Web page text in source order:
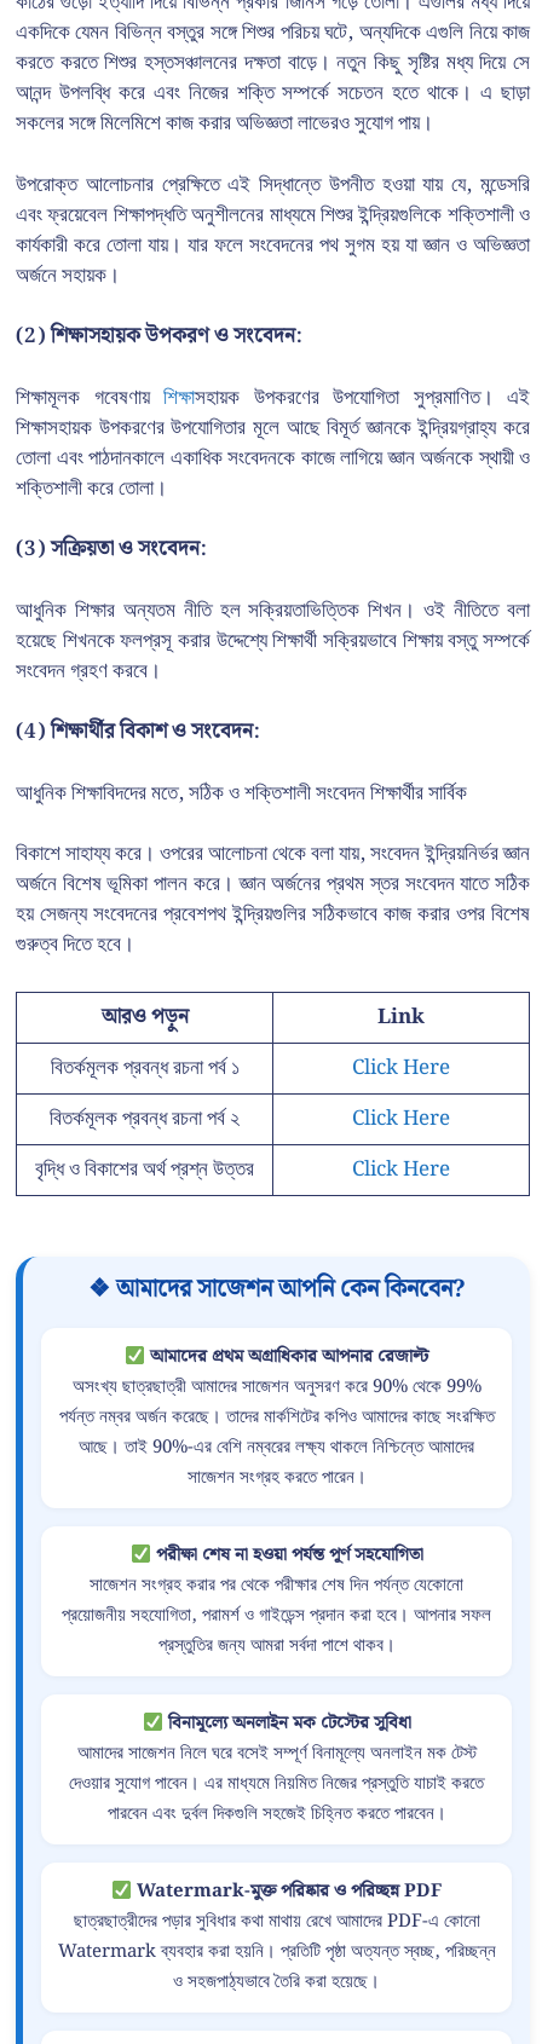
একদিকে যেমন বিভিন্ন বস্তুর সঙ্গে শিশুর পরিচয় ঘটে, অন্যদিকে এগুলি নিয়ে কাজ
করতে করতে শিশুর হস্তসঞ্চালনের দক্ষতা বাড়ে। নতুন কিছু সৃষ্টির মধ্য দিয়ে সে
আনন্দ উপলব্ধি করে এবং নিজের শক্তি সম্পর্কে সচেতন হতে থাকে। এ ছাড়া
সকলের সঙ্গে মিলেমিশে কাজ করার অভিজ্ঞতা লাভেরও সুযোগ পায়।
উপরোক্ত আলোচনার প্রেক্ষিতে এই সিদ্ধান্তে উপনীত হওয়া যায় যে, মন্ডেসরি
এবং ফ্রয়েবেল শিক্ষাপদ্ধতি অনুশীলনের মাধ্যমে শিশুর ইন্দ্রিয়গুলিকে শক্তিশালী ও
কার্যকারী করে তোলা যায়। যার ফলে সংবেদনের পথ সুগম হয় যা জ্ঞান ও অভিজ্ঞতা
অর্জনে সহায়ক।
(2) শিক্ষাসহায়ক উপকরণ ও সংবেদন:
শিক্ষামূলক গবেষণায় শিক্ষাসহায়ক উপকরণের উপযোগিতা সুপ্রমাণিত। এই
শিক্ষাসহায়ক উপকরণের উপযোগিতার মূলে আছে বিমূর্ত জ্ঞানকে ইন্দ্রিয়গ্রাহ্য করে
তোলা এবং পাঠদানকালে একাধিক সংবেদনকে কাজে লাগিয়ে জ্ঞান অর্জনকে স্থায়ী ও
শক্তিশালী করে তোলা।
(3)সক্রিয়তা ও সংবেদন:
আধুনিক শিক্ষার অন্যতম নীতি হল সক্রিয়তাভিত্তিক শিখন। ওই নীতিতে বলা
হয়েছে শিখনকে ফলপ্রসূ করার উদ্দেশ্যে শিক্ষার্থী সক্রিয়ভাবে শিক্ষায় বস্তু সম্পর্কে
সংবেদন গ্রহণ করবে।
(4)শিক্ষার্থীর বিকাশ ও সংবেদন:
আধুনিক শিক্ষাবিদদের মতে, সঠিক ও শক্তিশালী সংবেদন শিক্ষার্থীর সার্বিক
বিকাশে সাহায্য করে। ওপরের আলোচনা থেকে বলা যায়, সংবেদন ইন্দ্রিয়নির্ভর জ্ঞান
অর্জনে বিশেষ ভূমিকা পালন করে। জ্ঞান অর্জনের প্রথম স্তর সংবেদন যাতে সঠিক
হয় সেজন্য সংবেদনের প্রবেশপথ ইন্দ্রিয়গুলির সঠিকভাবে কাজ করার ওপর বিশেষ
গুরুত্ব দিতে হবে।
আরও পড়ুন
Link
বিতর্কমূলক প্রবন্ধ রচনা পর্ব ১
Click Here
বিতর্কমূলক প্রবন্ধ রচনা পর্ব ২
Click Here
বৃদ্ধি ও বিকাশের অর্থ প্রশ্ন উত্তর
Click Here
❖ আমাদের সাজেশন আপনি কেন কিনবেন?
আমাদের প্রথম অগ্রাধিকার আপনার রেজাল্ট
অসংখ্য ছাত্রছাত্রী আমাদের সাজেশন অনুসরণ করে 90% থেকে 99%
পর্যন্ত নম্বর অর্জন করেছে। তাদের মার্কশিটের কপিও আমাদের কাছে সংরক্ষিত
আছে। তাই 90%-এর বেশি নম্বরের লক্ষ্য থাকলে নিশ্চিন্তে আমাদের
সাজেশন সংগ্রহ করতে পারেন।
পরীক্ষা শেষ না হওয়া পর্যন্ত পূর্ণ সহযোগিতা
সাজেশন সংগ্রহ করার পর থেকে পরীক্ষার শেষ দিন পর্যন্ত যেকোনো
প্রয়োজনীয় সহযোগিতা, পরামর্শ ও গাইডেন্স প্রদান করা হবে। আপনার সফল
প্রস্তুতির জন্য আমরা সর্বদা পাশে থাকব।
বিনামূল্যে অনলাইন মক টেস্টের সুবিধা
আমাদের সাজেশন নিলে ঘরে বসেই সম্পূর্ণ বিনামূল্যে অনলাইন মক টেস্ট
দেওয়ার সুযোগ পাবেন। এর মাধ্যমে নিয়মিত নিজের প্রস্তুতি যাচাই করতে
পারবেন এবং দুর্বল দিকগুলি সহজেই চিহ্নিত করতে পারবেন।
Watermark-মুক্ত পরিষ্কার ও পরিচ্ছন্ন PDF
ছাত্রছাত্রীদের পড়ার সুবিধার কথা মাথায় রেখে আমাদের PDF-এ কোনো
Watermark ব্যবহার করা হয়নি। প্রতিটি পৃষ্ঠা অত্যন্ত স্বচ্ছ, পরিচ্ছন্ন
ও সহজপাঠ্যভাবে তৈরি করা হয়েছে।